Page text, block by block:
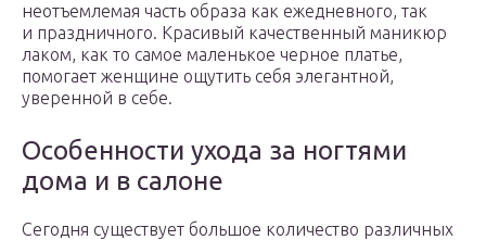
неотъемлемая часть образа как ежедневного, так
и праздничного. Красивый качественный маникюр
лаком, как то самое маленькое черное платье,
помогает женщине ощутить себя элегантной,
уверенной в себе.
Особенности ухода за ногтями
дома и в салоне
Сегодня существует большое количество различных